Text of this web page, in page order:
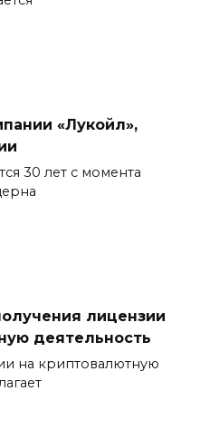
«Лукойл»,
30 лет с момента
лицензии
деятельность
на криптовалютную